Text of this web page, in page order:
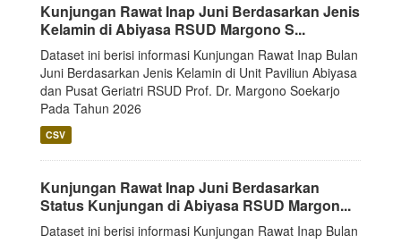
Kunjungan Rawat Inap Juni Berdasarkan Jenis
Kelamin di Abiyasa RSUD Margono S...
Dataset ini berisi informasi Kunjungan Rawat Inap Bulan
Juni Berdasarkan Jenis Kelamin di Unit Paviliun Abiyasa
dan Pusat Geriatri RSUD Prof. Dr. Margono Soekarjo
Pada Tahun 2026
CSV
Kunjungan Rawat Inap Juni Berdasarkan
Status Kunjungan di Abiyasa RSUD Margon...
Dataset ini berisi informasi Kunjungan Rawat Inap Bulan